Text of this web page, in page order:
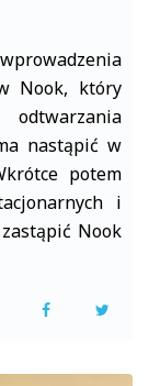
Nook, który
nastąpić w
potem
i
Nook
F